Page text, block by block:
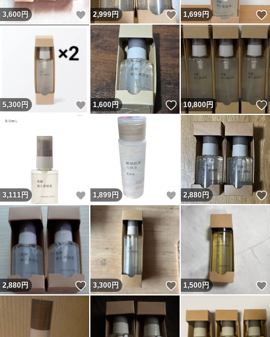
3,600円 いいね！
2,999円 いいね！
1,699円
5,300 円 いいね！
1,600円 いいね！
10,800円
3,111円 いいね！
1,899円 いいね！
2,880円
2,880円 いいね！
3,300円 いいね！
1,500円